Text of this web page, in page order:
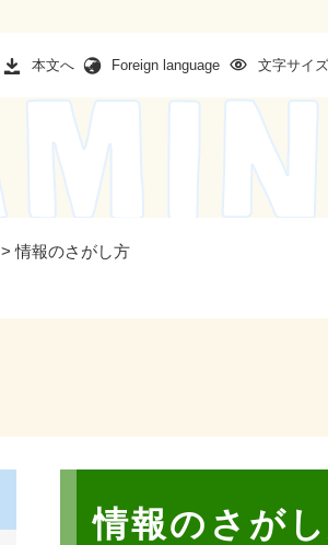
本文へ Foreign language 文字サイズ
>情報のさがし方
情報のさが